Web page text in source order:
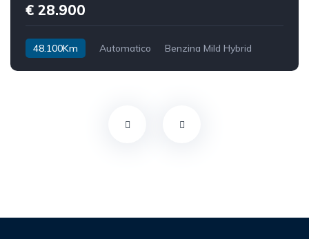
€ 28.900
48.100Km Automatico
Benzina Mild Hybrid